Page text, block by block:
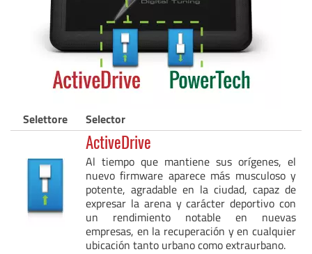
Selettore Selector
ActiveDrive
Al tiempo que mantiene sus orígenes, el
nuevo firmware aparece más musculoso y
potente, agradable en la ciudad, capaz de
expresar la arena y carácter deportivo con
un rendimiento notable en nuevas
empresas, en la recuperación y en cualquier
ubicación tanto urbano como extraurbano.